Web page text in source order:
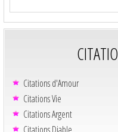
Citations d'Amour
Citations Vie
Citations Argent
Citations Diable